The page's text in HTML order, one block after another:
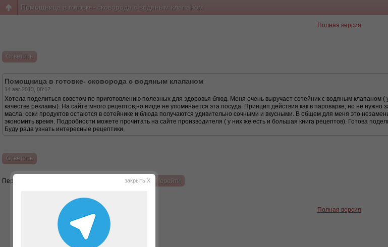
Помощница в готовке- сковорода с водяным клапаном
Полная версия
Ответить
Помощница в готовке- сковорода с водяным клапаном
14 авг 2013, 08:12
Хотела поделиться советом по приготовлению полезных для здоровья блюд. Меня очень выручает сотейник с водяным
качестве рекламы). На сайте много рецептов,но нигде не упоминается эта посуда. Принцип действия как в пароварке, но не
масла, соки продуктов остаются в сотейнике и блюда получаются удивительно сочными и вкусными. В общем для меня это
экономить время. Подробности можете прочитать на сайте производителя ( у них же есть и большая книга рецептов). Готова
Буду рада узнать интересные рецептики.
Ответить
Перейти:
Полная версия
закрыть X